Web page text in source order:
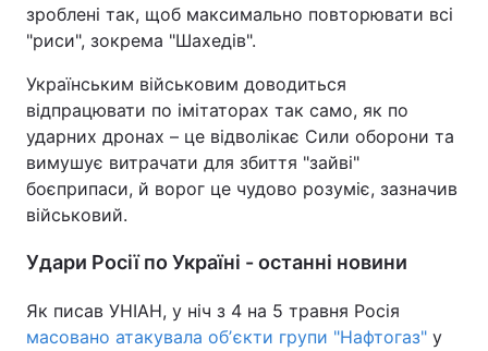
зроблені так, щоб максимально повторювати всі
"риси", зокрема "Шахедів".
Українським військовим доводиться
відпрацювати по імітаторах так само, як по
ударних дронах – це відволікає Сили оборони та
вимушує витрачати для збиття "зайві"
боєприпаси, й ворог це чудово розуміє, зазначив
військовий.
Удари Росії по Україні - останні новини
Як писав УНІАН, у ніч з 4 на 5 травня Росія
масовано атакувала обʼєкти групи "Нафтогаз" у